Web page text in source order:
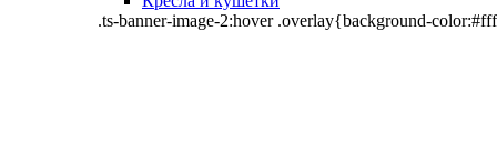
.ts-banner-image-2:hover .overlay{background-